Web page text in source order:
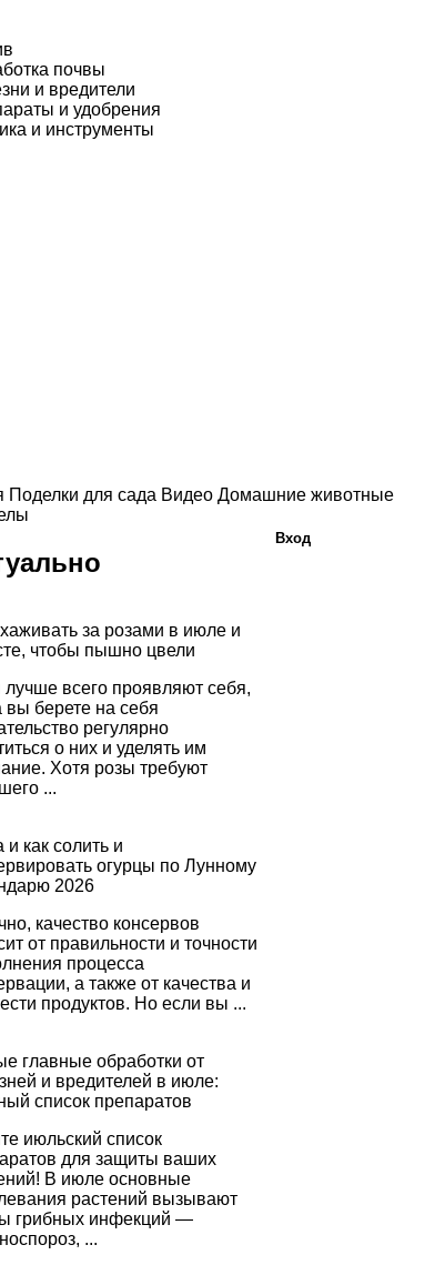
почвы
и вредители
и удобрения
и инструменты
Поделки для сада Видео Домашние животные
за розами в июле и
чтобы пышно цвели
лучше всего проявляют себя,
вы берете на себя
регулярно
о них и уделять им
Хотя розы требуют
...
и как солить и
огурцы по Лунному
2026
качество консервов
от правильности и точности
процесса
а также от качества и
продуктов. Но если вы ...
главные обработки от
и вредителей в июле:
список препаратов
июльский список
для защиты ваших
В июле основные
растений вызывают
грибных инфекций —
...
Вход